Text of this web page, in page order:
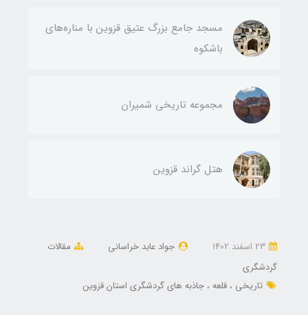
مسجد جامع بزرگ عتیق قزوین با مناره‌های
باشکوه
مجموعه تاریخی شمیران
هتل گراند قزوین
جواد عابد خراسانی
مقالات
گردشگری
تاریخی
قلعه جاذبه های گردشگری استان قزوین